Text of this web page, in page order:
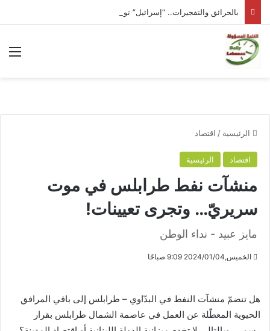
بالحرائق والتفجيرات.. “إسرائيل” توسّع حربها على لبنان
الرئيسية / اقتصاد
اقتصاد الرئيسية
منشآت نفط طرابلس في موت
سريريّ… وتجرى تعيينات!
مايز عبيد - نداء الوطن
الخميس,2024/01/04 9:09 صباحًا
هل تنضمّ منشآت النفط في البدّاوي – طرابلس إلى باقي المرافق
الحيوية المعطّلة عن العمل في عاصمة الشمال طرابلس بقرار